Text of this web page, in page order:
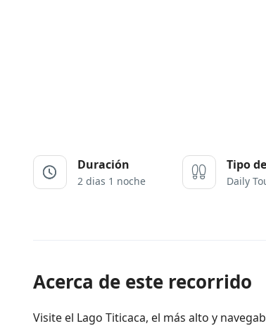
Duración
2 dias 1 noche
Tipo
Daily
Acerca de este recorrido
Visite el Lago Titicaca, el más alto y